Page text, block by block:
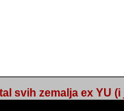
svih zemalja ex YU